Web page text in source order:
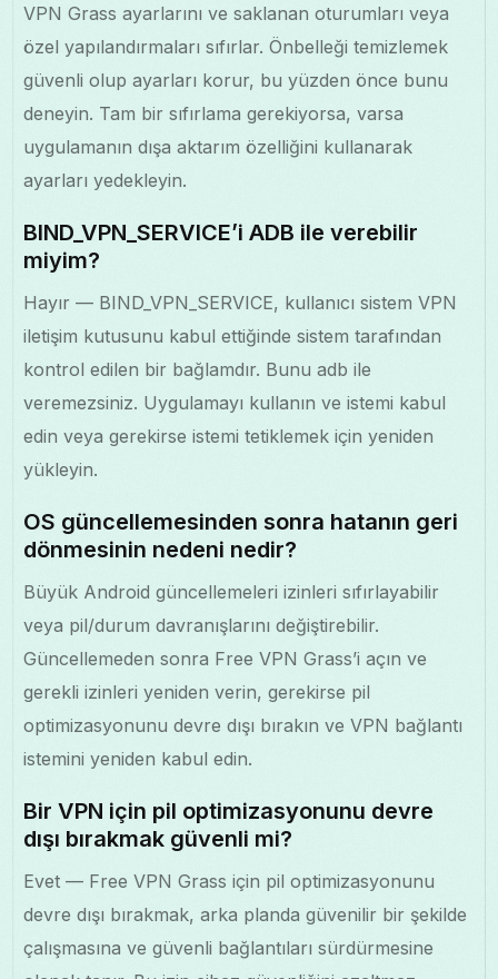
VPN Grass ayarlarını ve saklanan oturumları veya
özel yapılandırmaları sıfırlar. Önbelleği temizlemek
güvenli olup ayarları korur, bu yüzden önce bunu
deneyin. Tam bir sıfırlama gerekiyorsa, varsa
uygulamanın dışa aktarım özelliğini kullanarak
ayarları yedekleyin.
BIND_VPN_SERVICE’i ADB ile verebilir
miyim?
Hayır — BIND_VPN_SERVICE, kullanıcı sistem VPN
iletişim kutusunu kabul ettiğinde sistem tarafından
kontrol edilen bir bağlamdır. Bunu adb ile
veremezsiniz. Uygulamayı kullanın ve istemi kabul
edin veya gerekirse istemi tetiklemek için yeniden
yükleyin.
OS güncellemesinden sonra hatanın geri
dönmesinin nedeni nedir?
Büyük Android güncellemeleri izinleri sıfırlayabilir
veya pil/durum davranışlarını değiştirebilir.
Güncellemeden sonra Free VPN Grass’i açın ve
gerekli izinleri yeniden verin, gerekirse pil
optimizasyonunu devre dışı bırakın ve VPN bağlantı
istemini yeniden kabul edin.
Bir VPN için pil optimizasyonunu devre
dışı bırakmak güvenli mi?
Evet — Free VPN Grass için pil optimizasyonunu
devre dışı bırakmak, arka planda güvenilir bir şekilde
çalışmasına ve güvenli bağlantıları sürdürmesine